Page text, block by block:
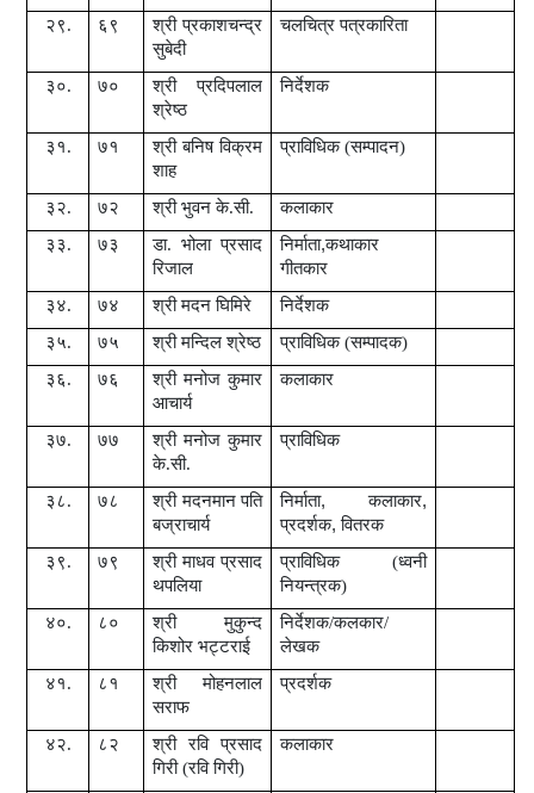
२९. ६९ श्री प्रकाशचन्द्र
सुबेदी
चलचित्र पत्रकारिता
३०. ७० श्री
प्रदिपलाल
श्रेष्ठ
निर्देशक
३१. ७१ श्री बनिष विक्रम
शाह
प्राविधिक (सम्पादन)
३२. ७२ श्री भुवन के.सी.
कलाकार
३३.
७३
डा. भोला प्रसाद
रिजाल
निर्माता,कथाकार
गीतकार
३४.
७४ श्री मदन घिमिरे
निर्देशक
३५.
७५ श्री मन्दिल श्रेष्ठ
प्राविधिक (सम्पादक)
३६.
७६ श्री मनोज कुमार
आचार्य
कलाकार
३७. ७७ श्री मनोज कुमार
के.सी.
प्राविधिक
३८. ७८ श्री मदनमान पति
बज्राचार्य
निर्माता,कलाकार,
प्रदर्शक,वितरक
३९.
७९ श्री माधव प्रसाद
थपलिया
प्राविधिक (ध्वनी
नियन्त्रक)
४०.
८० श्री
मुकुन्द
किशोर भट्टराई
निर्देशक/कलकार/
लेखक
४१.
८१ श्री
मोहनलाल
सराफ
प्रदर्शक
४२. ८२ श्री
रवि प्रसाद
गिरी (रवि गिरी)
कलाकार